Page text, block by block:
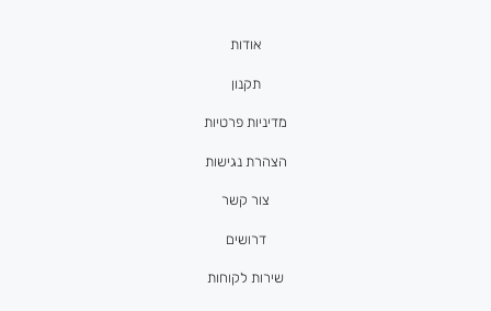
אודות
תקנון
מדיניות פרטיות
הצהרת נגישות
צור קשר
דרושים
שירות לקוחות